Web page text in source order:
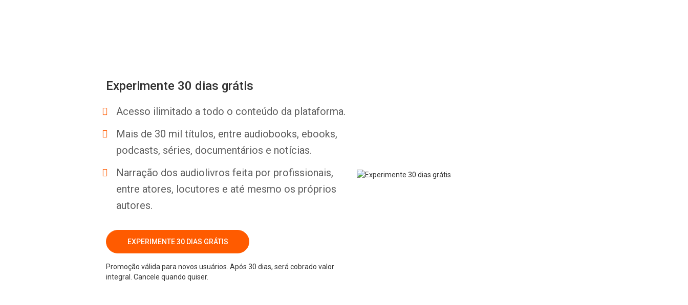
Experimente 30 dias grátis
Acesso ilimitado a todo o conteúdo da plataforma.
Mais de 30 mil títulos, entre audiobooks, ebooks,
podcasts, séries, documentários e notícias.
Narração dos audiolivros feita por profissionais,
entre atores, locutores e até mesmo os próprios
autores.
EXPERIMENTE 30 DIAS GRÁTIS
Promoção válida para novos usuários. Após 30 dias, será cobrado valor
integral. Cancele quando quiser.